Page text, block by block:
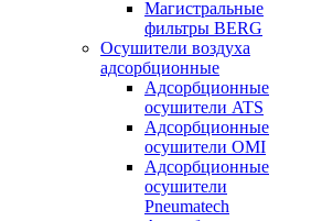
Магистральные
фильтры BERG
Осушители воздуха
адсорбционные
Адсорбционные
осушители ATS
Адсорбционные
осушители OMI
Адсорбционные
осушители
Pneumatech